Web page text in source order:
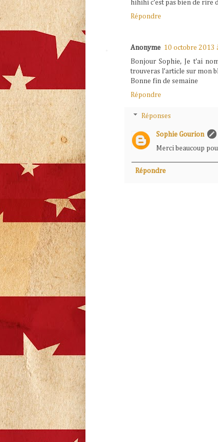
hihihi c'est pas bien de rire
Répondre
Anonyme 10 octobre 2013
Bonjour Sophie, Je t'ai
trouveras l'article sur mon
Bonne fin de semaine
Répondre
Réponses
Sophie Gourion
Merci beaucoup
Répondre